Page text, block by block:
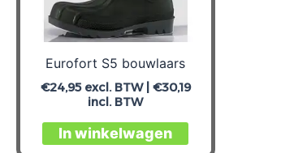
Eurofort S5 bouwlaars
€24,95excl. BTW | €30,19
incl. BTW
In winkelwagen
Dit
product